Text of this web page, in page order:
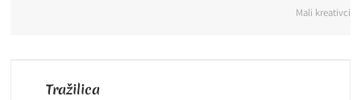
Mali kreativci
Tražilica